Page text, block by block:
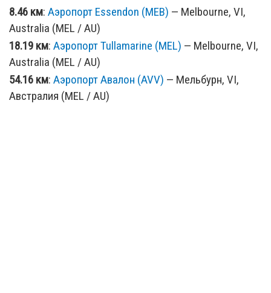
8.46 км: Аэропорт Essendon (MEB) — Melbourne, VI,
Australia (MEL / AU)
18.19 км: Аэропорт Tullamarine (MEL) — Melbourne, VI,
Australia (MEL / AU)
54.16 км: Аэропорт Авалон (AVV) — Мельбурн, VI,
Австралия (MEL / AU)